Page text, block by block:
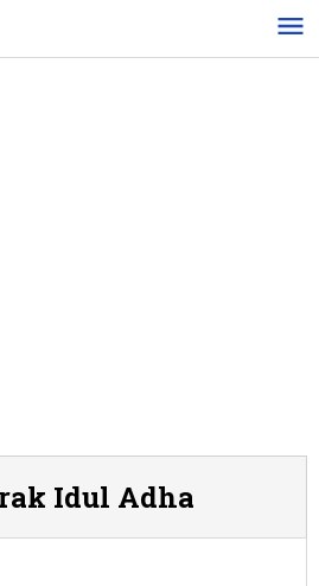
Idul Adha